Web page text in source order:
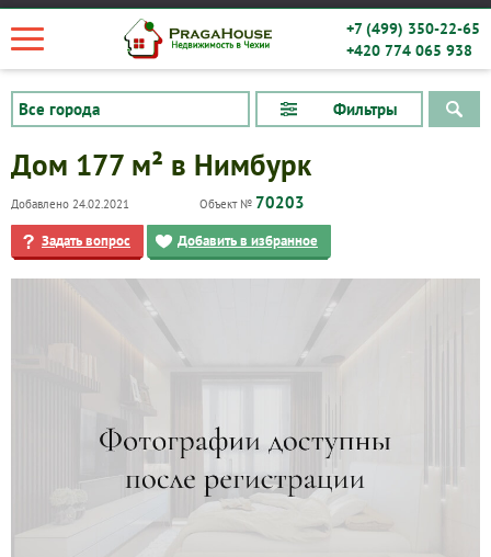
+7 (499) 350-22-65
+420 774 065 938
Фильтры
Дом 177 м² в Нимбурк
Добавлено 24.02.2021 Объект № 70203
Задать вопрос Добавить в избранное